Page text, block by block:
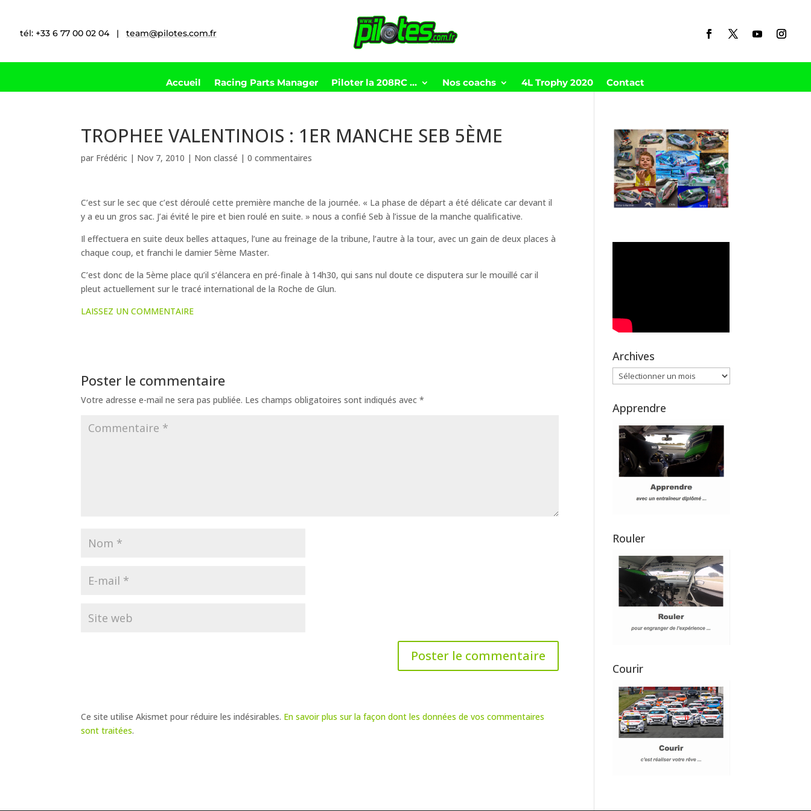
tél: +33 6 77 00 02 04 | team@pilotes.com.fr
Accueil Racing Parts Manager Piloter la 208RC … Nos coachs 4L Trophy 2020 Contact
TROPHEE VALENTINOIS : 1ER MANCHE SEB 5ÈME
par Frédéric | Nov 7, 2010 | Non classé |0 commentaires
C’est sur le sec que c’est déroulé cette première manche de la journée. « La phase de départ a été délicate car devant il
y a eu un gros sac. J’ai évité le pire et bien roulé en suite. » nous a confié Seb à l’issue de la manche qualificative.
Il effectuera en suite deux belles attaques, l’une au freinage de la tribune, l’autre à la tour, avec un gain de deux places à
chaque coup, et franchi le damier 5ème Master.
C’est donc de la 5ème place qu’il s’élancera en pré-finale à 14h30, qui sans nul doute ce disputera sur le mouillé car il
pleut actuellement sur le tracé international de la Roche de Glun.
LAISSEZ UN COMMENTAIRE
Poster le commentaire
Votre adresse e-mail ne sera pas publiée. Les champs obligatoires sont indiqués avec*
Ce site utilise Akismet pour réduire les indésirables. En savoir plus sur la façon dont les données de vos commentaires
sont traitées.
Archives
Archives
Apprendre
Rouler
Courir